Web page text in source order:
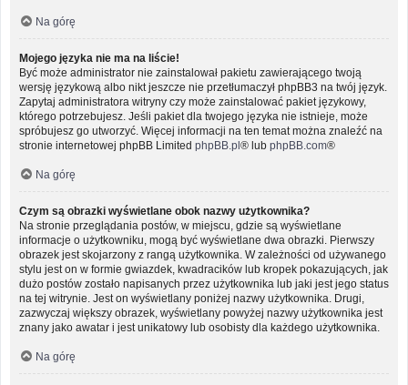
Na górę
Mojego języka nie ma na liście!
Być może administrator nie zainstalował pakietu zawierającego twoją
wersję językową albo nikt jeszcze nie przetłumaczył phpBB3 na twój język.
Zapytaj administratora witryny czy może zainstalować pakiet językowy,
którego potrzebujesz. Jeśli pakiet dla twojego języka nie istnieje, może
spróbujesz go utworzyć. Więcej informacji na ten temat można znaleźć na
stronie internetowej phpBB Limited phpBB.pl® lub phpBB.com®
Na górę
Czym są obrazki wyświetlane obok nazwy użytkownika?
Na stronie przeglądania postów, w miejscu, gdzie są wyświetlane
informacje o użytkowniku, mogą być wyświetlane dwa obrazki. Pierwszy
obrazek jest skojarzony z rangą użytkownika. W zależności od używanego
stylu jest on w formie gwiazdek, kwadracików lub kropek pokazujących, jak
dużo postów zostało napisanych przez użytkownika lub jaki jest jego status
na tej witrynie. Jest on wyświetlany poniżej nazwy użytkownika. Drugi,
zazwyczaj większy obrazek, wyświetlany powyżej nazwy użytkownika jest
znany jako awatar i jest unikatowy lub osobisty dla każdego użytkownika.
Na górę